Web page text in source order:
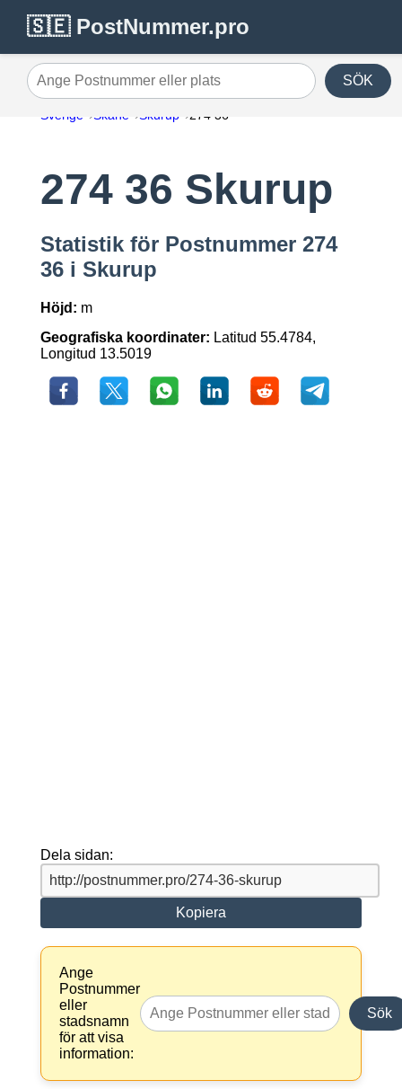
🇸🇪 PostNummer.pro
Ange Postnummer eller plats SÖK
Sverige Skåne Skurup 274 36
274 36 Skurup
Statistik för Postnummer 274
36 i Skurup
Höjd: m
Geografiska koordinater: Latitud 55.4784,
Longitud 13.5019
Dela sidan:
Kopiera
Ange
Postnummer
eller
stadsnamn
för att visa
information:
Sök